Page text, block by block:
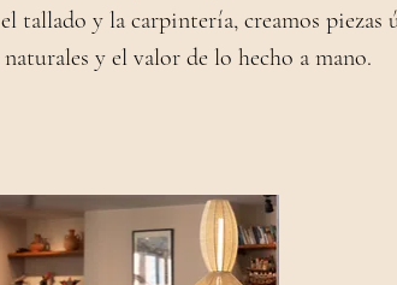
tallado y la carpintería, creamos piezas
y el valor de lo hecho a mano.